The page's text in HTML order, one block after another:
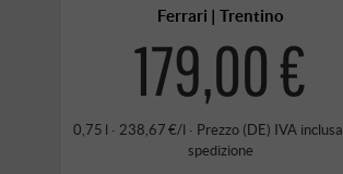
Ferrari | Trentino
179,00 €
0,75 l · 238,67 €/l · Prezzo (DE) IVA inclusa
spedizione